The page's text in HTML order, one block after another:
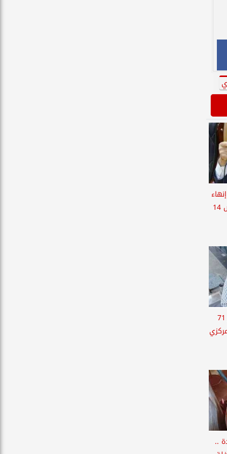
إجراءات تراخيص الميكروباص 14
تشميع 31 منشأة وتحرير 71
..